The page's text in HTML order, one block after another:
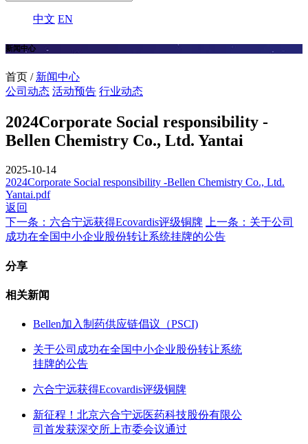
中文 EN
新闻中心
首页 / 新闻中心
公司动态 活动预告 行业动态
2024Corporate Social responsibility -
Bellen Chemistry Co., Ltd. Yantai
2025-10-14
2024Corporate Social responsibility -Bellen Chemistry Co., Ltd.
Yantai.pdf
返回
下一条：六合宁远获得Ecovardis评级铜牌
上一条：关于公司
成功在全国中小企业股份转让系统挂牌的公告
分享
相关新闻
Bellen加入制药供应链倡议（PSCI)
关于公司成功在全国中小企业股份转让系统
挂牌的公告
六合宁远获得Ecovardis评级铜牌
新征程！北京六合宁远医药科技股份有限公
司首发获深交所上市委会议通过